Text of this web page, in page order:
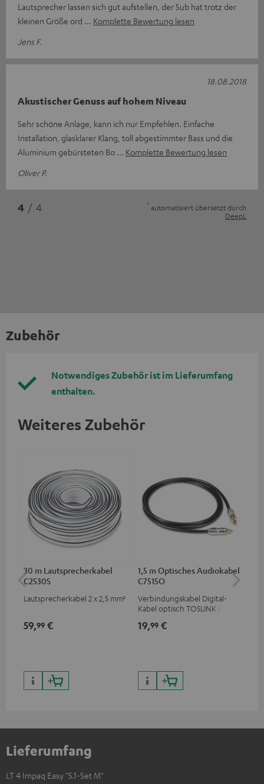
Lautsprecher lassen sich gut aufstellen, der Sub hat trotz der
kleinen Größe ord
Komplette Bewertung lesen
Jens F.
Akustischer Genuss auf hohem Niveau
Sehr schöne Anlage, kann ich nur Empfehlen. Einfache
Installation, glasklarer Klang, toll abgestimmter Bass und die
Aluminium gebürsteten Bo
Komplette Bewertung lesen
Oliver P.
18.08.2018
4 / 4 * automatisiert übersetzt durch
DeepL
Zubehör
Notwendiges Zubehör ist im Lieferumfang
enthalten.
Weiteres Zubehör
30 m Lautsprecherkabel
C2530S
Lautsprecherkabel 2 x 2,5 mm²
59,99 €
1,5 m Optisches Audiokabel
C7515O
Verbindungskabel Digital-
Kabel optisch TOSLINK / 3,5-
19,99 €
Lieferumfang
LT 4 Impaq Easy "5.1-Set M"